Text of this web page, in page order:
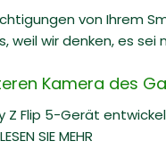
von Ihrem
wir denken, es sei
Kamera des
Flip 5-Gerät
SIE MEHR